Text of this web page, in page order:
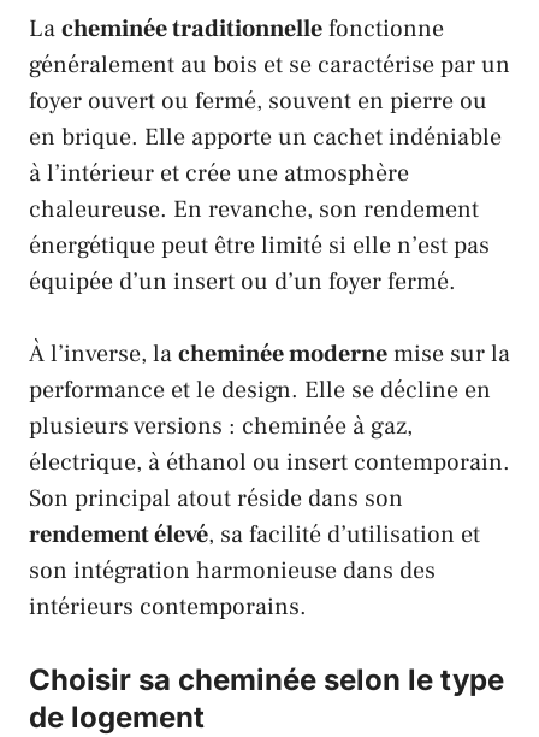
Lacheminée traditionnellefonctionne
généralement au bois et se caractérise par un
foyer ouvert ou fermé, souvent en pierre ou
en brique. Elle apporte un cachet indéniable
à l’intérieur et crée une atmosphère
chaleureuse. En revanche, son rendement
énergétique peut être limité si elle n’est pas
équipée d’un insert ou d’un foyer fermé.
À l’inverse, lacheminée modernemise sur la
performance et le design. Elle se décline en
plusieurs versions : cheminée à gaz,
électrique, à éthanol ou insert contemporain.
Son principal atout réside dans son
rendement élevé, sa facilité d’utilisation et
son intégration harmonieuse dans des
intérieurs contemporains.
Choisir sa cheminée selon le type
de logement